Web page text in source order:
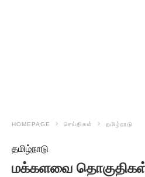
HOMEPAGE செய்திகள் தமிழ்நாடு
தமிழ்நாடு
மக்களவை